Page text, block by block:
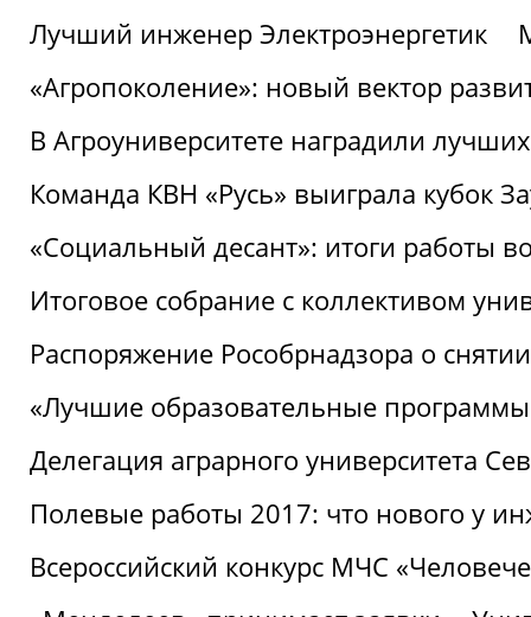
Лучший инженер Электроэнергетик
«Агропоколение»: новый вектор
В Агроуниверситете наградили
Команда КВН «Русь» выиграла кубок
«Социальный десант»: итоги работы
Итоговое собрание с коллективом
Распоряжение Рособрнадзора о
«Лучшие образовательные
Делегация аграрного университета
Полевые работы 2017: что нового у
Всероссийский конкурс МЧС